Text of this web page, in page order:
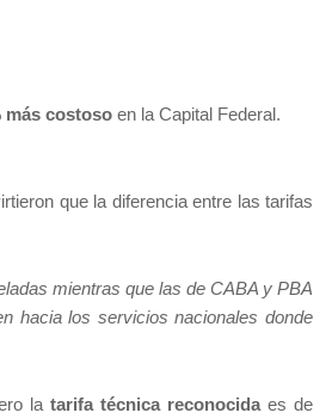
más costoso en la Capital Federal.
que la diferencia entre las tarifas
mientras que las de CABA y PBA
hacia los servicios nacionales donde
latarifa técnica reconocida es de